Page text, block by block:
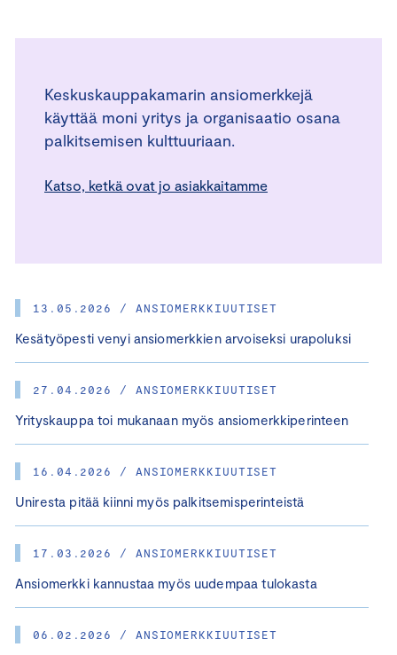
Keskuskauppakamarin ansiomerkkejä
käyttää moni yritys ja organisaatio osana
palkitsemisen kulttuuriaan.
Katso, ketkä ovat jo asiakkaitamme
13.05.2026 / ANSIOMERKKIUUTISET
Kesätyöpesti venyi ansiomerkkien arvoiseksi urapoluksi
27.04.2026 / ANSIOMERKKIUUTISET
Yrityskauppa toi mukanaan myös ansiomerkkiperinteen
16.04.2026 / ANSIOMERKKIUUTISET
Uniresta pitää kiinni myös palkitsemisperinteistä
17.03.2026 / ANSIOMERKKIUUTISET
Ansiomerkki kannustaa myös uudempaa tulokasta
06.02.2026 / ANSIOMERKKIUUTISET